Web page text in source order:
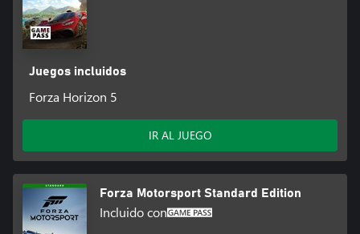
Juegos incluidos
Forza Horizon 5
IR AL JUEGO
Forza Motorsport Standard Edition
Incluido con